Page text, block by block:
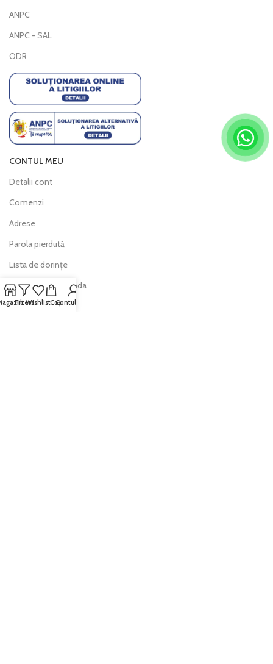
ANPC
ANPC - SAL
ODR
CONTUL MEU
Detalii cont
Comenzi
Adrese
Parola pierdută
Lista de dorințe
Urmărește comanda
FiltersWishlistCoșContul meu